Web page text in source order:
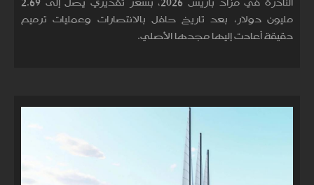
مليون دولار، بعد تاريخ حافل بالانتصارات وعمليات ترميم
دقيقة أعادت إليها مجدها الأصلي.